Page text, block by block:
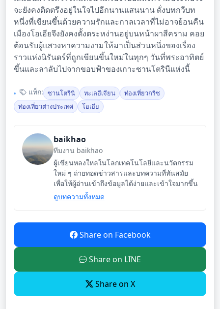
จะยังคงติดตรึงอยู่ในใจไปอีกนานแสนนาน ดั่งบทกวีบท
หนึ่งที่เขียนขึ้นด้วยความรักและกาลเวลาที่ไม่อาจย้อนคืน
เมืองโอเอียจึงยังคงตั้งตระหง่านอยู่บนหน้าผาสีคราม คอย
ต้อนรับผู้แสวงหาความงามให้มาเป็นส่วนหนึ่งของเรื่อง
ราวแห่งนิรันดร์ที่ถูกเขียนขึ้นใหม่ในทุกๆ วันที่พระอาทิตย์
ขึ้นและลาลับไปจากขอบฟ้าของเกาะซานโตรินีแห่งนี้
แท็ก: ซานโตรินี ทะเลอีเจียน
ท่องเที่ยวกรีซ
ท่องเที่ยวต่างประเทศ
โอเอีย
baikhao
ทีมงาน baikhao
ผู้เขียนหลงใหลในโลกเทคโนโลยีและนวัตกรรม
ใหม่ ๆ ถ่ายทอดข่าวสารและบทความที่ทันสมัย
เพื่อให้ผู้อ่านเข้าถึงข้อมูลได้ง่ายและเข้าใจมากขึ้น
ดูบทความทั้งหมด
Share on Facebook
Share on LINE
Share on X